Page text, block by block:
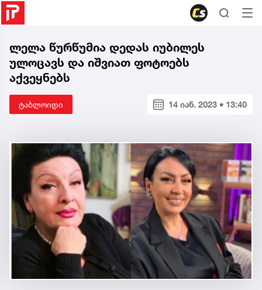
ლელა წურწუმია დედას იუბილეს
ულოცავს და იშვიათ ფოტოებს
აქვეყნებს
ტაბლოიდი 14 იან. 2023 • 13:40